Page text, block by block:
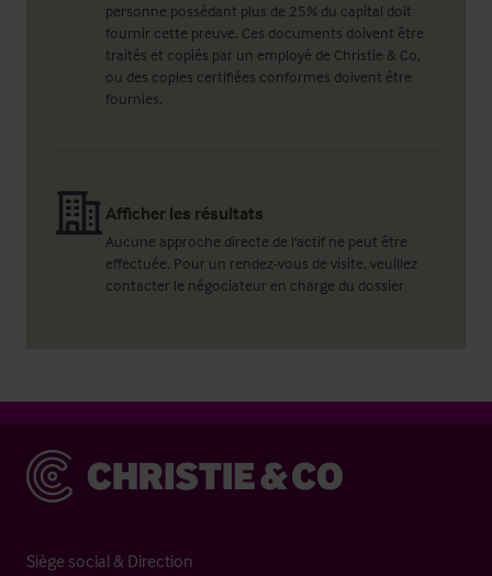
personne possédant plus de 25% du capital doit
fournir cette preuve. Ces documents doivent être
traités et copiés par un employé de Christie & Co,
ou des copies certifiées conformes doivent être
fournies.
Afficher les résultats
Aucune approche directe de l'actif ne peut être
effectuée. Pour un rendez-vous de visite, veuillez
contacter le négociateur en charge du dossier
Christie & Co
Siège social & Direction